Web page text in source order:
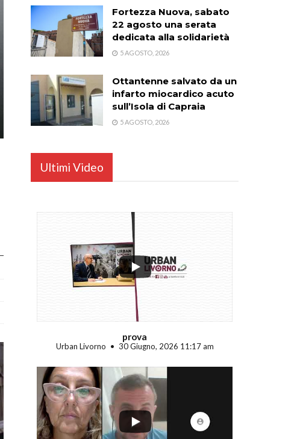
Fortezza Nuova, sabato
22 agosto una serata
dedicata alla solidarietà
5 AGOSTO, 2026
Ottantenne salvato da un
infarto miocardico acuto
sull’Isola di Capraia
5 AGOSTO, 2026
Ultimi Video
...
prova
Urban Livorno 30 Giugno, 2026 11:17 am
...